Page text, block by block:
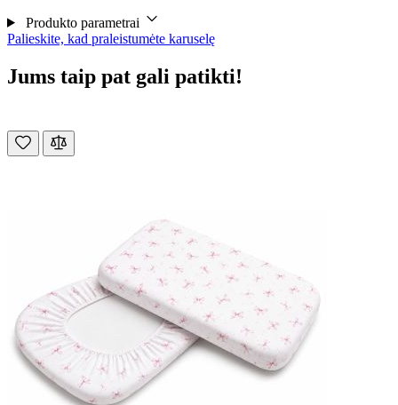
Produkto parametrai
Palieskite, kad praleistumėte karuselę
Jums taip pat gali patikti!